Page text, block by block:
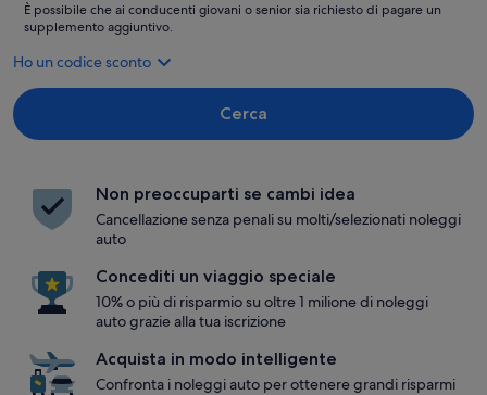
È possibile che ai conducenti giovani o senior sia richiesto di pagare un
supplemento aggiuntivo.
Ho un codice sconto
Cerca
Non preoccuparti se cambi idea
Cancellazione senza penali su molti/selezionati noleggi
auto
Concediti un viaggio speciale
10% o più di risparmio su oltre 1 milione di noleggi
auto grazie alla tua iscrizione
Acquista in modo intelligente
Confronta i noleggi auto per ottenere grandi risparmi